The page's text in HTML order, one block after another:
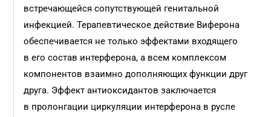
встречающейся сопутствующей генитальной
инфекцией. Терапевтическое действие Виферона
обеспечивается не только эффектами входящего
в его состав интерферона, а всем комплексом
компонентов взаимно дополняющих функции друг
друга. Эффект антиоксидантов заключается
в пролонгации циркуляции интерферона в русле